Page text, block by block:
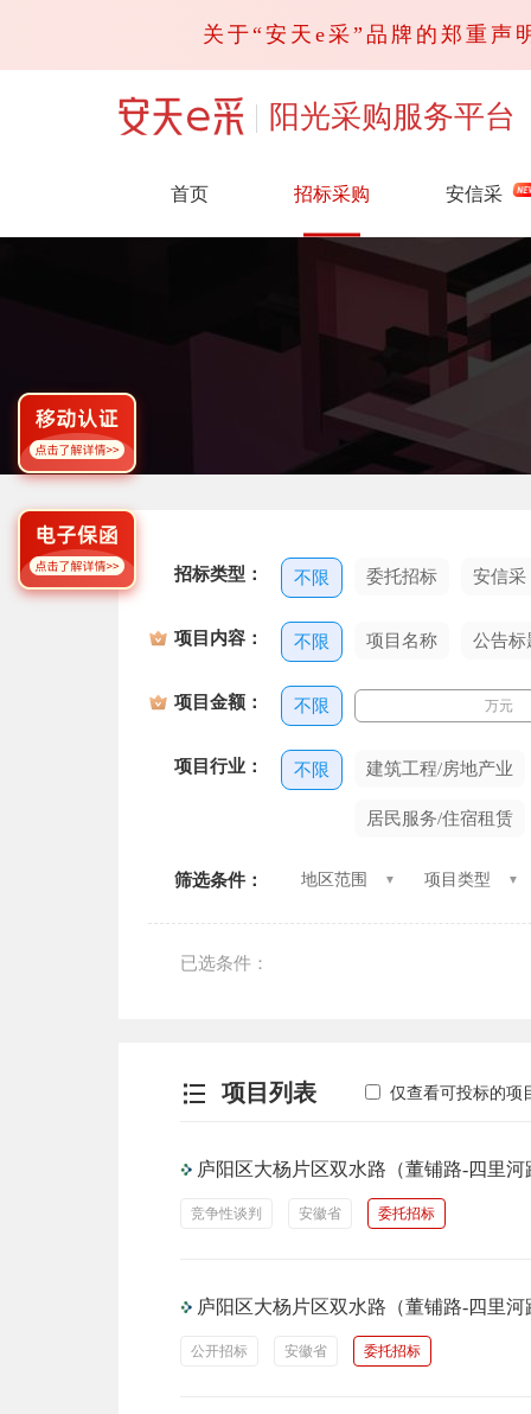
关于“安天e采”品牌的郑重
阳光采购服务平台
首页 招标采购 安信采
招标类型： 不限 委托招标 安信采
项目内容： 不限 项目名称 公告标
项目金额： 不限 万元
项目行业： 不限 建筑工程/房地产业
居民服务/住宿租赁
筛选条件： 地区范围 项目类型
已选条件：
仅查看可投标的项
项目列表
庐阳区大杨片区双水路（董铺路-四里
竞争性谈判 安徽省 委托招标
庐阳区大杨片区双水路（董铺路-四里
公开招标 安徽省 委托招标